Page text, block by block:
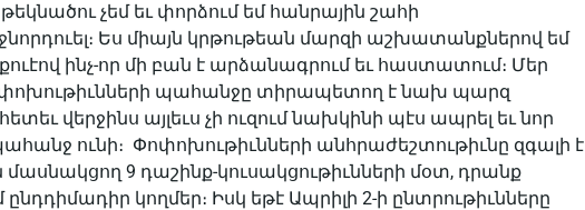
չեմ եւ փորձում եմ հանրային շահի
Ես միայն կրթութեան մարզի աշխատանքներով եմ
ինչ-որ մի բան է արձանագրում եւ հաստատում։ Մեր
պահանջը տիրապե­տող է նախ պարզ
վերջինս այլեւս չի ուզում նախ­կինի պէս ապրել եւ նոր
ունի։ Փոփոխութիւնների անհրաժեշտութիւնը զգալի է
մասնակցող 9 դաշինք-կուսակցութիւնների մօտ, դրանք
կողմեր։ Իսկ եթէ Ապրիլի 2-ի ընտրութիւնները